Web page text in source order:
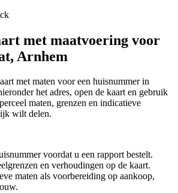
met maatvoering voor
Arnhem
met maten voor een huisnummer in
het adres, open de kaart en gebruik
maten, grenzen en indicatieve
wilt delen.
voordat u een rapport bestelt.
en verhoudingen op de kaart.
maten als voorbereiding op aankoop,